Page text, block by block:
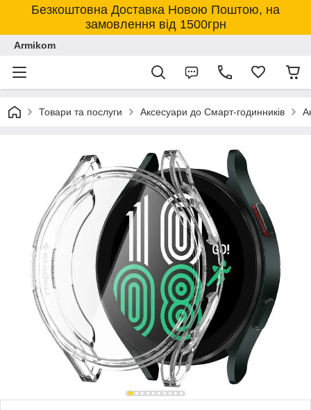
Безкоштовна Доставка Новою Поштою, на
замовлення від 1500грн
Armikom
Товари та послуги Аксесуари до Смарт-годинників